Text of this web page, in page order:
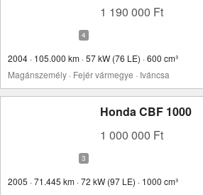
1 190 000 Ft
2004 · 105.000 km · 57 kW (76 LE) · 600 cm³
Magánszemély · Fejér vármegye · Iváncsa
Honda CBF 1000
1 000 000 Ft
2005 · 71.445 km · 72 kW (97 LE) · 1000 cm³